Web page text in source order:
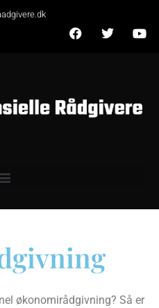
økonomirådgivning? Så er